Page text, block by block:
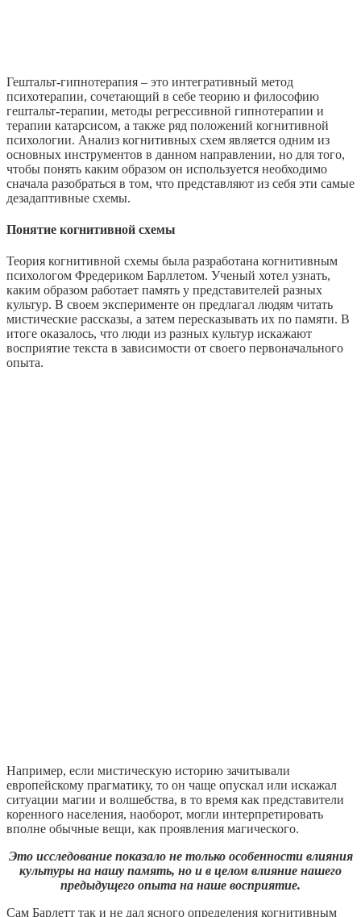
Гештальт-гипнотерапия – это интегративный метод
психотерапии, сочетающий в себе теорию и философию
гештальт-терапии, методы регрессивной гипнотерапии и
терапии катарсисом, а также ряд положений когнитивной
психологии. Анализ когнитивных схем является одним из
основных инструментов в данном направлении, но для того,
чтобы понять каким образом он используется необходимо
сначала разобраться в том, что представляют из себя эти самые
дезадаптивные схемы.
Понятие когнитивной схемы
Теория когнитивной схемы была разработана когнитивным
психологом Фредериком Барллетом. Ученый хотел узнать,
каким образом работает память у представителей разных
культур. В своем эксперименте он предлагал людям читать
мистические рассказы, а затем пересказывать их по памяти. В
итоге оказалось, что люди из разных культур искажают
восприятие текста в зависимости от своего первоначального
опыта.
Например, если мистическую историю зачитывали
европейскому прагматику, то он чаще опускал или искажал
ситуации магии и волшебства, в то время как представители
коренного населения, наоборот, могли интерпретировать
вполне обычные вещи, как проявления магического.
Это исследование показало не только особенности влияния
культуры на нашу память, но и в целом влияние нашего
предыдущего опыта на наше восприятие.
Сам Барлетт так и не дал ясного определения когнитивным